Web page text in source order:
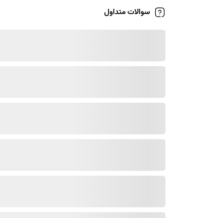
در منزل آچاره یکی دیگر از سرویس‌های حوزه
سال‌ها به طور کاملا تخصصی به این حرفه مشغول
مبل استیل
مبل مدرن
کوسن و تشک‌های مجزا
سوالات متداول